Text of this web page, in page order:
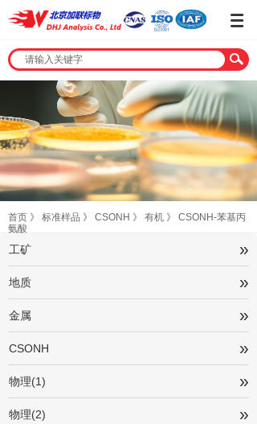
首页 》 标准样品 》 CSONH 》 有机 》
CSONH-苯基丙
氨酸
工矿 »
地质 »
金属 »
CSONH »
物理(1) »
物理(2) »